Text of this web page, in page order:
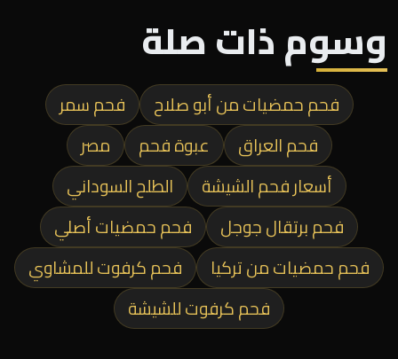
وسوم ذات صلة
فحم حمضيات من أبو صلاح
فحم سمر
فحم العراق
عبوة فحم
مصر
أسعار فحم الشيشة
الطلح السوداني
فحم برتقال جوجل
فحم حمضيات أصلي
فحم حمضيات من تركيا
فحم كرفوت للمشاوي
فحم كرفوت للشيشة